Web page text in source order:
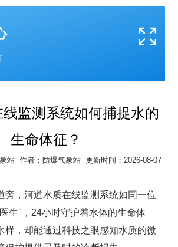
监测系统如何捕捉水的
生命体征？
站 作者： 防爆气象站 更新时间：2026-08-07
旁， 河道水质在线监测系统如同一位
生"，24小时守护着水体的生命体
样，却能通过科技之眼感知水质的微